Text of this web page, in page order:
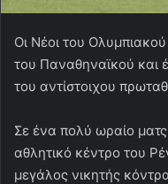
Οι Νέοι του
του Παναθηναϊκού και
του αντίστοιχου
Σε ένα πολύ ωραίο
αθλητικό κέντρο του
μεγάλος νικητής